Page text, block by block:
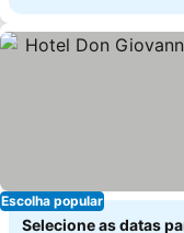
Escolha popular
Selecione as datas